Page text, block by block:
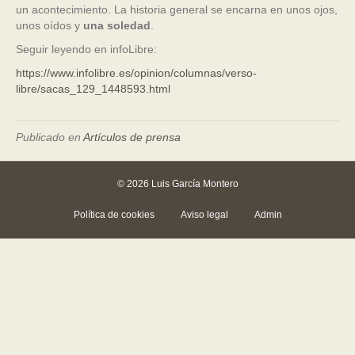
un acontecimiento. La historia general se encarna en unos ojos,
unos oídos y una soledad
Seguir leyendo en infoLibre:
https://www.infolibre.es/opinion/columnas/verso-
libre/sacas_129_1448593.html
Publicado en Artículos de prensa
© 2026 Luis García Montero
Política de cookies Aviso legal Admin